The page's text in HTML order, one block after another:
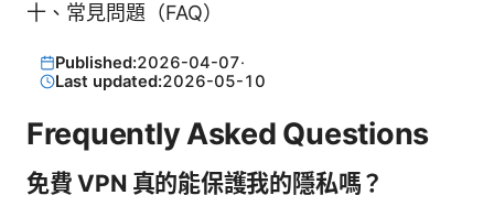
十、常見問題（FAQ）
Published:2026-04-07·
Last updated:2026-05-10
Frequently Asked Questions
免費 VPN 真的能保護我的隱私嗎？